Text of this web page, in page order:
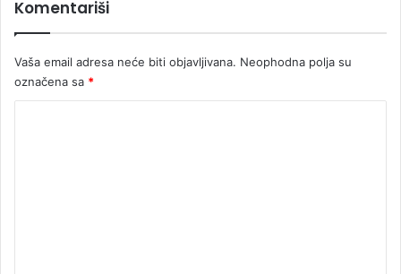
Komentariši
Vaša email adresa neće biti objavljivana. Neophodna polja su
označena sa *